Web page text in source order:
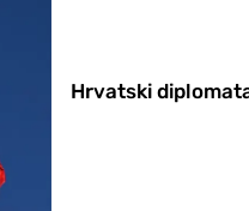
Hrvatski